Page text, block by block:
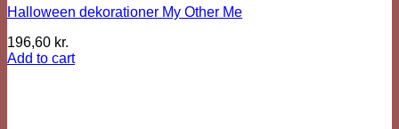
Halloween dekorationer My Other Me
196,60 kr.
Add to cart